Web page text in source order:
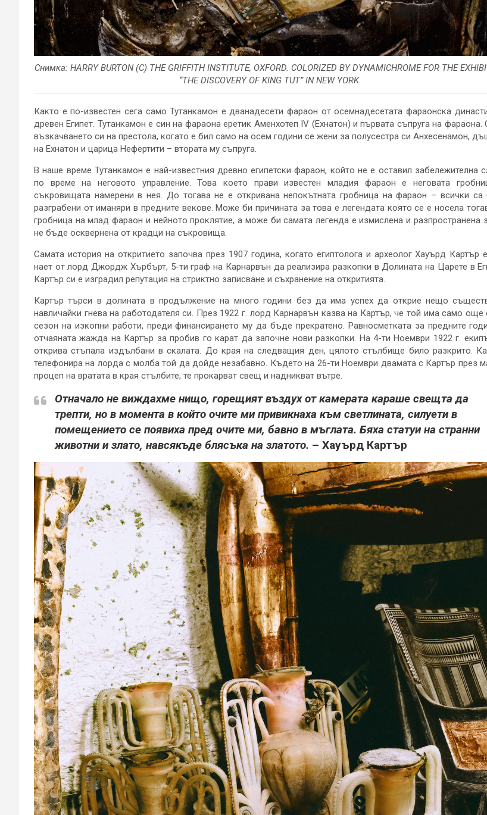
Снимка: HARRY BURTON (C) THE GRIFFITH INSTITUTE, OXFORD. COLORIZED BY DYNAMICHROME FOR THE
“THE DISCOVERY OF KING TUT” IN NEW YORK.
Както е по-известен сега само Тутанкамон е дванадесети фараон от осемнадесетата фараонска
древен Египет. Тутанкамон е син на фараона еретик Аменхотеп IV (Ехнатон) и първата съпруга на фараона.
възкачването си на престола, когато е бил само на осем години се жени за полусестра си Анхесенамон,
на Ехнатон и царица Нефертити – втората му съпруга.
В наше време Тутанкамон е най-известния древно египетски фараон, който не е оставил забележителна
по време на неговото управление. Това което прави известен младия фараон е неговата
съкровищата намерени в нея. До тогава не е откривана непокътната гробница на фараон – всички са
разграбени от иманяри в предните векове. Може би причината за това е легендата която се е носела
гробница на млад фараон и нейното проклятие, а може би самата легенда е измислена и разпространена
не бъде осквернена от крадци на съкровища.
Самата история на откритието започва през 1907 година, когато египтолога и археолог Хауърд Картър
нает от лорд Джордж Хърбърт, 5-ти граф на Карнарвън да реализира разкопки в Долината на Царете в
Картър си е изградил репутация на стриктно записване и съхранение на откритията.
Картър търси в долината в продължение на много години без да има успех да открие нещо
навличайки гнева на работодателя си. През 1922 г. лорд Карнарвън казва на Картър, че той има само още
сезон на изкопни работи, преди финансирането му да бъде прекратено. Равносметката за предните
отчаяната жажда на Картър за пробив го карат да започне нови разкопки. На 4-ти Ноември 1922 г.
открива стъпала издълбани в скалата. До края на следващия ден, цялото стълбище било разкрито.
телефонира на лорда с молба той да дойде незабавно. Където на 26-ти Ноември двамата с Картър през
процеп на вратата в края стълбите, те прокарват свещ и надникват вътре.
Отначало не виждахме нищо, горещият въздух от камерата караше свещта да
трепти, но в момента в който очите ми привикнаха към светлината, силуети в
помещението се появиха пред очите ми, бавно в мъглата. Бяха статуи на странни
животни и злато, навсякъде блясъка на златото. – Хауърд Картър